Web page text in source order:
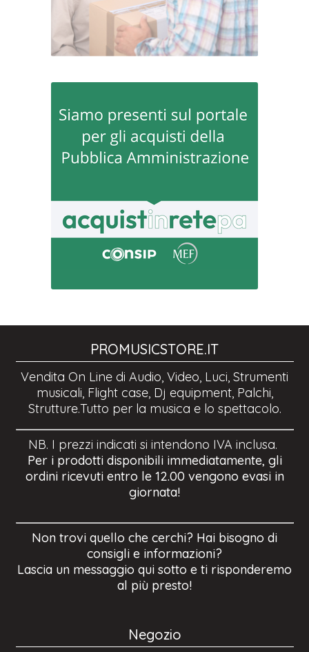
PROMUSICSTORE.IT
Vendita On Line di Audio, Video, Luci, Strumenti
musicali, Flight case, Dj equipment, Palchi,
Strutture.Tutto per la musica e lo spettacolo.
NB. I prezzi indicati si intendono IVA inclusa.
Per i prodotti disponibili immediatamente, gli
ordini ricevuti entro le 12.00 vengono evasi in
giornata!
Non trovi quello che cerchi? Hai bisogno di
consigli e informazioni?
Lascia un messaggio qui sotto e ti risponderemo
al più presto!
Negozio